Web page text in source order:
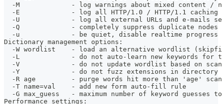
-M             - log warnings about mixed content /
-E             - log all HTTP/1.0 / HTTP/1.1 caching
-U             - log all external URLs and e-mails
-Q             - completely suppress duplicate nodes
-u             - be quiet, disable realtime progress
Dictionary management options:
-W wordlist    - load an alternative wordlist
-L             - do not auto-learn new keywords for
-V             - do not update wordlist based on
-Y             - do not fuzz extensions in directory
-R age         - purge words hit more than 'age'
  -T name=val    - add new form auto-fill rule
-G max_guess   - maximum number of keyword guesses
Performance settings: